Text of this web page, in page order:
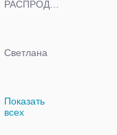
Светлана
Показать
всех